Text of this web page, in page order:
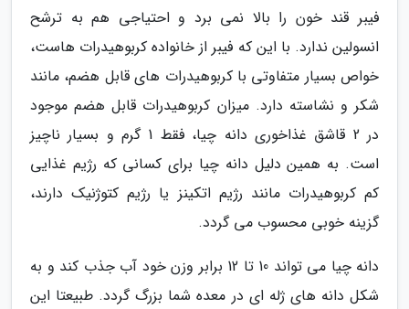
فیبر قند خون را بالا نمی برد و احتیاجی هم به ترشح
انسولین ندارد. با این که فیبر از خانواده کربوهیدرات هاست،
خواص بسیار متفاوتی با کربوهیدرات های قابل هضم، مانند
شکر و نشاسته دارد. میزان کربوهیدرات قابل هضم موجود
در 2 قاشق غذاخوری دانه چیا، فقط 1 گرم و بسیار ناچیز
است. به همین دلیل دانه چیا برای کسانی که رژیم غذایی
کم کربوهیدرات مانند رژیم اتکینز یا رژیم کتوژنیک دارند،
گزینه خوبی محسوب می گردد.
دانه چیا می تواند 10 تا 12 برابر وزن خود آب جذب کند و به
شکل دانه های ژله ای در معده شما بزرگ گردد. طبیعتا این